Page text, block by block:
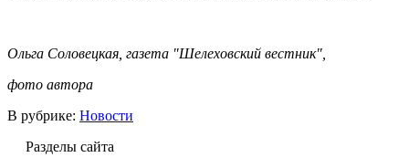
Ольга Соловецкая, газета "Шелеховский вестник",
фото автора
В рубрике: Новости
Разделы сайта